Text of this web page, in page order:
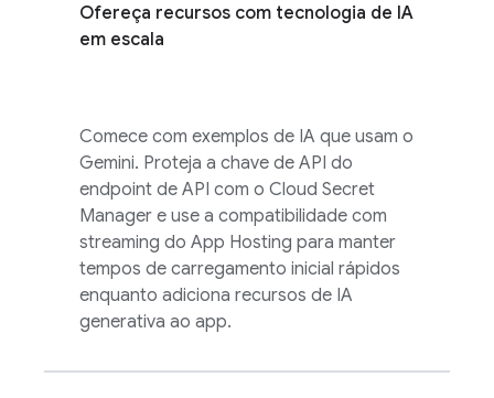
Ofereça recursos com tecnologia de IA
em escala
Comece com exemplos de IA que usam o
Gemini. Proteja a chave de API do
endpoint de API com o Cloud Secret
Manager e use a compatibilidade com
streaming do App Hosting para manter
tempos de carregamento inicial rápidos
enquanto adiciona recursos de IA
generativa ao app.